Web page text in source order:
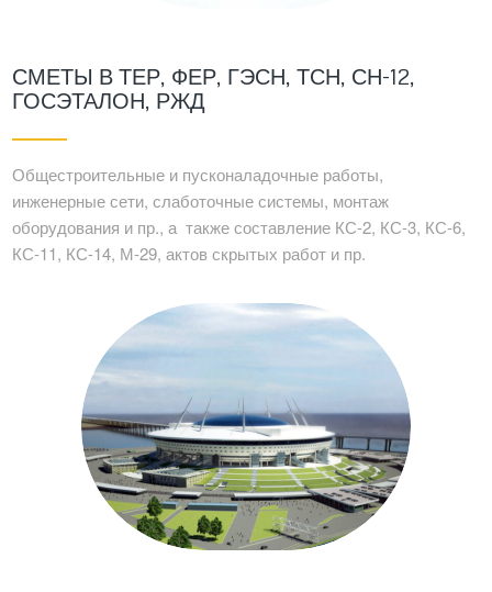
СМЕТЫ В ТЕР, ФЕР, ГЭСН, ТСН, СН-12,
ГОСЭТАЛОН, РЖД
Общестроительные и пусконаладочные работы,
инженерные сети, слаботочные системы, монтаж
оборудования и пр., а также составление КС-2, КС-3, КС-6,
КС-11, КС-14, М-29, актов скрытых работ и пр.